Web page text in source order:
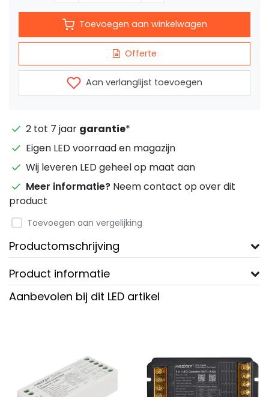
Toevoegen aan winkelwagen
Offerte
Aan verlanglijst toevoegen
2 tot 7 jaar garantie*
Eigen LED voorraad en magazijn
Wij leveren LED geheel op maat aan
Meer informatie? Neem contact op over dit
product
Toevoegen aan vergelijking
Productomschrijving
Product informatie
Aanbevolen bij dit LED artikel